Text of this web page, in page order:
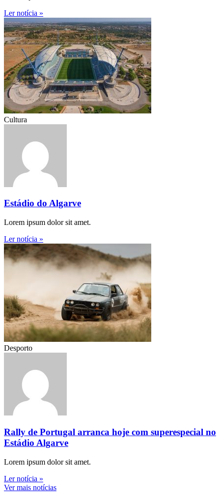
Ler notícia »
Cultura
Estádio do Algarve
Lorem ipsum dolor sit amet.
Ler notícia »
Desporto
Rally de Portugal arranca hoje com superespecial no
Estádio Algarve
Lorem ipsum dolor sit amet.
Ler notícia »
Ver mais notícias